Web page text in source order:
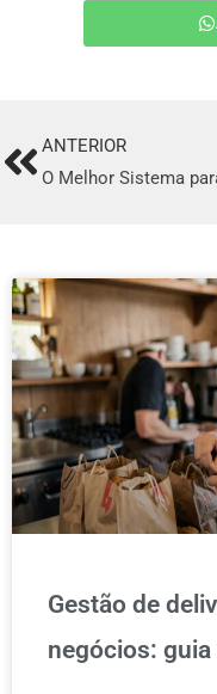
PrevANTERIOR
Gestão de
negócios: